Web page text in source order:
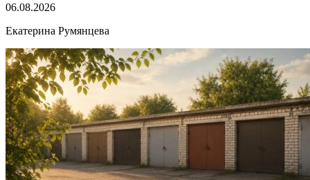
06.08.2026
Екатерина Румянцева